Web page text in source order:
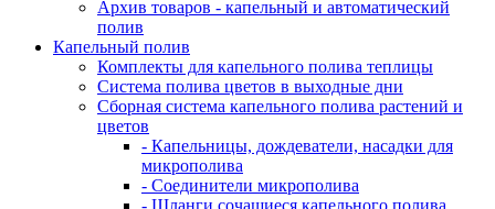
Архив товаров - капельный и автоматический
полив
Капельный полив
Комплекты для капельного полива теплицы
Система полива цветов в выходные дни
Сборная система капельного полива растений и
цветов
- Капельницы, дождеватели, насадки для
микрополива
- Соединители микрополива
- Шланги сочащиеся капельного полива